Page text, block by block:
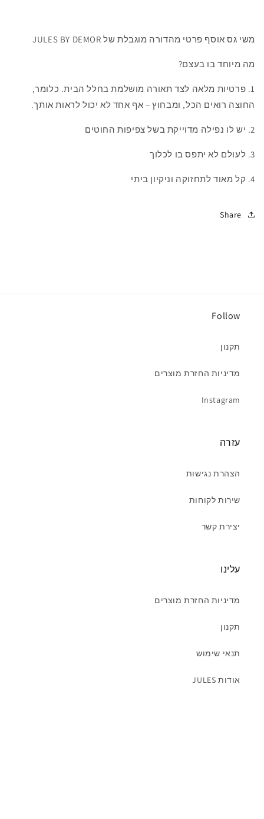
משי גס אוסף פרטי מהדורה מוגבלת של JULES BY DEMOR
מה מיוחד בו בעצם?
1. פרטיות מלאה לצד תאורה מושלמת בחלל הבית. כלומר,
החוצה רואים הכל, ומבחוץ – אף אחד לא יכול לראות אותך.
2. יש לו נפילה מדוייקת בשל צפיפות החוטים
3. לעולם לא יתפס בו לכלוך
4. קל מאוד לתחזוקה וניקיון ביתי
Share
Follow
תקנון
מדיניות החזרת מוצרים
Instagram
עזרה
הצהרת נגישות
שירות לקוחות
יצירת קשר
עלינו
מדיניות החזרת מוצרים
תקנון
תנאי שימוש
אודות JULES